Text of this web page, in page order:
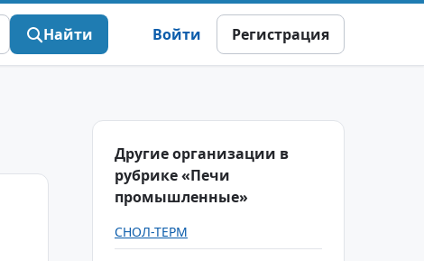
Найти Войти Регистрация
Другие организации в
рубрике «Печи
промышленные»
СНОЛ-ТЕРМ